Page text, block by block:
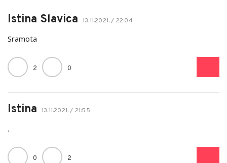
Istina Slavica 13.11.2021. / 22:04
Sramota
2 0
Istina 13.11.2021. / 21:55
.
0 2